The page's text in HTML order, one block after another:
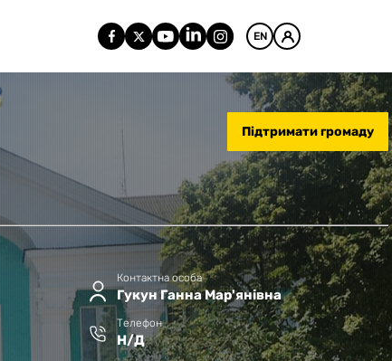
EN
Підтримати громаду
Контактна особа
Гукун Ганна Мар'янівна
Телефон
Н/Д